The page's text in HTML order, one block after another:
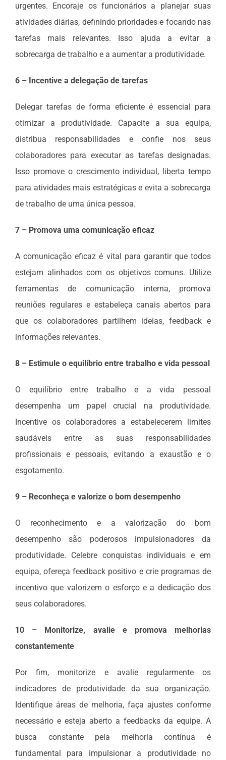
urgentes. Encoraje os funcionários a planejar suas
atividades diárias, definindo prioridades e focando nas
tarefas mais relevantes. Isso ajuda a evitar a
sobrecarga de trabalho e a aumentar a produtividade.
6 – Incentive a delegação de tarefas
Delegar tarefas de forma eficiente é essencial para
otimizar a produtividade. Capacite a sua equipa,
distribua responsabilidades e confie nos seus
colaboradores para executar as tarefas designadas.
Isso promove o crescimento individual, liberta tempo
para atividades mais estratégicas e evita a sobrecarga
de trabalho de uma única pessoa.
7 – Promova uma comunicação eficaz
A comunicação eficaz é vital para garantir que todos
estejam alinhados com os objetivos comuns. Utilize
ferramentas de comunicação interna, promova
reuniões regulares e estabeleça canais abertos para
que os colaboradores partilhem ideias, feedback e
informações relevantes.
8 – Estimule o equilíbrio entre trabalho e vida pessoal
O equilíbrio entre trabalho e a vida pessoal
desempenha um papel crucial na produtividade.
Incentive os colaboradores a estabelecerem limites
saudáveis entre as suas responsabilidades
profissionais e pessoais, evitando a exaustão e o
esgotamento.
9 – Reconheça e valorize o bom desempenho
O reconhecimento e a valorização do bom
desempenho são poderosos impulsionadores da
produtividade. Celebre conquistas individuais e em
equipa, ofereça feedback positivo e crie programas de
incentivo que valorizem o esforço e a dedicação dos
seus colaboradores.
10 – Monitorize, avalie e promova melhorias
constantemente
Por fim, monitorize e avalie regularmente os
indicadores de produtividade da sua organização.
Identifique áreas de melhoria, faça ajustes conforme
necessário e esteja aberto a feedbacks da equipe. A
busca constante pela melhoria contínua é
fundamental para impulsionar a produtividade no